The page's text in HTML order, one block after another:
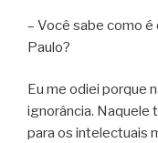
– Você sabe como é
Paulo?
Eu me odiei porque
ignorância. Naquele
para os intelectuais